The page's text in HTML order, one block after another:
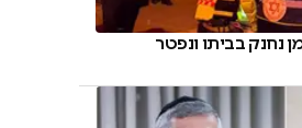
נחנק בביתו ונפטר